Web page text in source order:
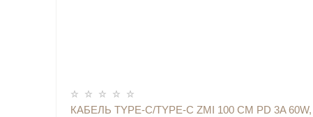
КАБЕЛЬ TYPE-C/TYPE-C ZMI 100 СМ PD 3A 60W,
ОПОВЕСТИТЬ